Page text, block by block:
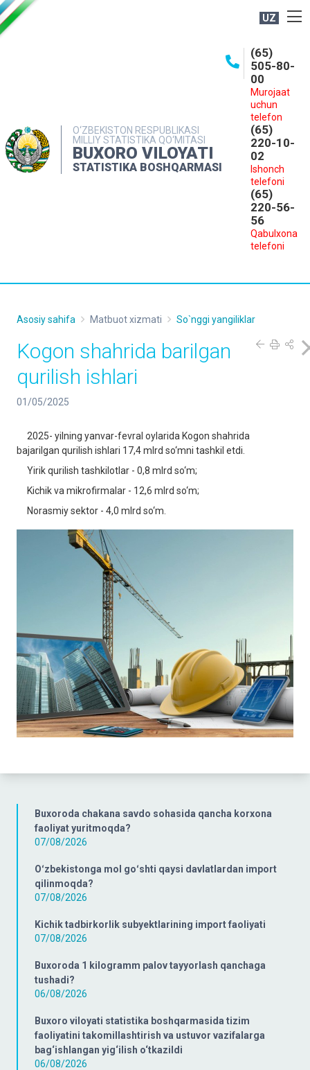
UZ
O‘ZBEKISTON RESPUBLIKASI
MILLIY STATISTIKA QO‘MITASI
BUXORO VILOYATI
STATISTIKA BOSHQARMASI
(65)
505-80-
00
Murojaat
uchun
telefon
(65)
220-10-
02
Ishonch
telefoni
(65)
220-56-
56
Qabulxona
telefoni
MATBUOT XIZMATI
MUROJAATLAR
Buxoroda chakana savdo sohasida qancha korxona
faoliyat yuritmoqda?
07/08/2026
Oʻzbekistonga mol goʻshti qaysi davlatlardan import
qilinmoqda?
07/08/2026
Kichik tadbirkorlik subyektlarining import faoliyati
07/08/2026
Buxoroda 1 kilogramm palov tayyorlash qanchaga
tushadi?
06/08/2026
Buxoro viloyati statistika boshqarmasida tizim
faoliyatini takomillashtirish va ustuvor vazifalarga
bag‘ishlangan yig‘ilish o‘tkazildi
06/08/2026
Asosiy sahifa Matbuot xizmati So`nggi yangiliklar
Kogon shahrida barilgan
qurilish ishlari
01/05/2025
2025- yilning yanvar-fevral oylarida Kogon shahrida
bajarilgan qurilish ishlari 17,4 mlrd so‘mni tashkil etdi.
Yirik qurilish tashkilotlar - 0,8 mlrd so‘m;
Kichik va mikrofirmalar - 12,6 mlrd so‘m;
Norasmiy sektor - 4,0 mlrd so‘m.